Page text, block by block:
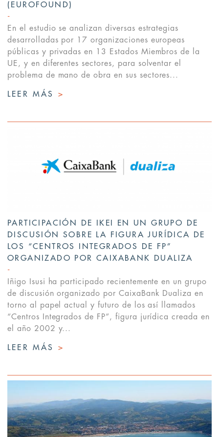
(EUROFOUND)
En el estudio se analizan diversas estrategias
desarrolladas por 17 organizaciones europeas
públicas y privadas en 13 Estados Miembros de la
UE, y en diferentes sectores, para solventar el
problema de mano de obra en sus sectores...
LEER MÁS >
PARTICIPACIÓN DE IKEI EN UN GRUPO DE
DISCUSIÓN SOBRE LA FIGURA JURÍDICA DE
LOS “CENTROS INTEGRADOS DE FP”
ORGANIZADO POR CAIXABANK DUALIZA
Iñigo Isusi ha participado recientemente en un grupo
de discusión organizado por CaixaBank Dualiza en
torno al papel actual y futuro de los así llamados
“Centros Integrados de FP”, figura jurídica creada en
el año 2002 y...
LEER MÁS >